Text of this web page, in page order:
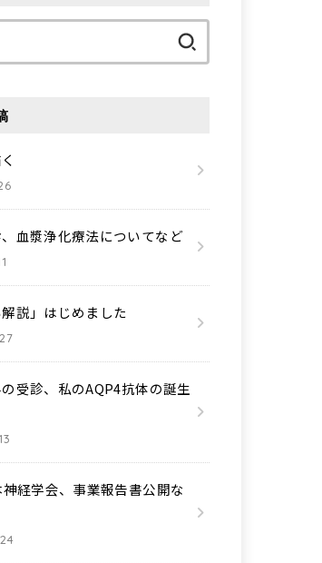
血漿浄化療法についてなど
解説」はじめました
受診、私のAQP4抗体の誕生
経学会、事業報告書公開な